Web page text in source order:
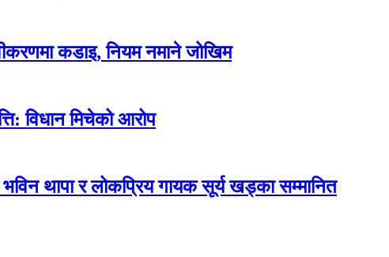
कडाइ, नियम नमाने जोखिम
विधान मिचेको आरोप
थापा र लोकप्रिय गायक सूर्य खड्का सम्मानित